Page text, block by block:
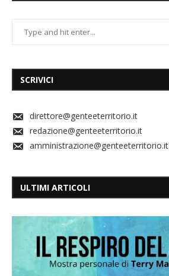
SCRIVICI
direttore@genteeterritorio.it
redazione@genteeterritorio.it
amministrazione@genteeterritorio.it
ULTIMI ARTICOLI